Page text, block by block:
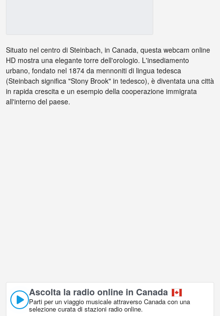
Situato nel centro di Steinbach, in Canada, questa webcam online
HD mostra una elegante torre dell'orologio. L'insediamento
urbano, fondato nel 1874 da mennoniti di lingua tedesca
(Steinbach significa "Stony Brook" in tedesco), è diventata una città
in rapida crescita e un esempio della cooperazione immigrata
all'interno del paese.
Ascolta la radio online in Canada
Parti per un viaggio musicale attraverso Canada con una
selezione curata di stazioni radio online.